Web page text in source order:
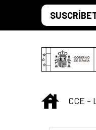
Saut au contenu
INICIO
CCE -